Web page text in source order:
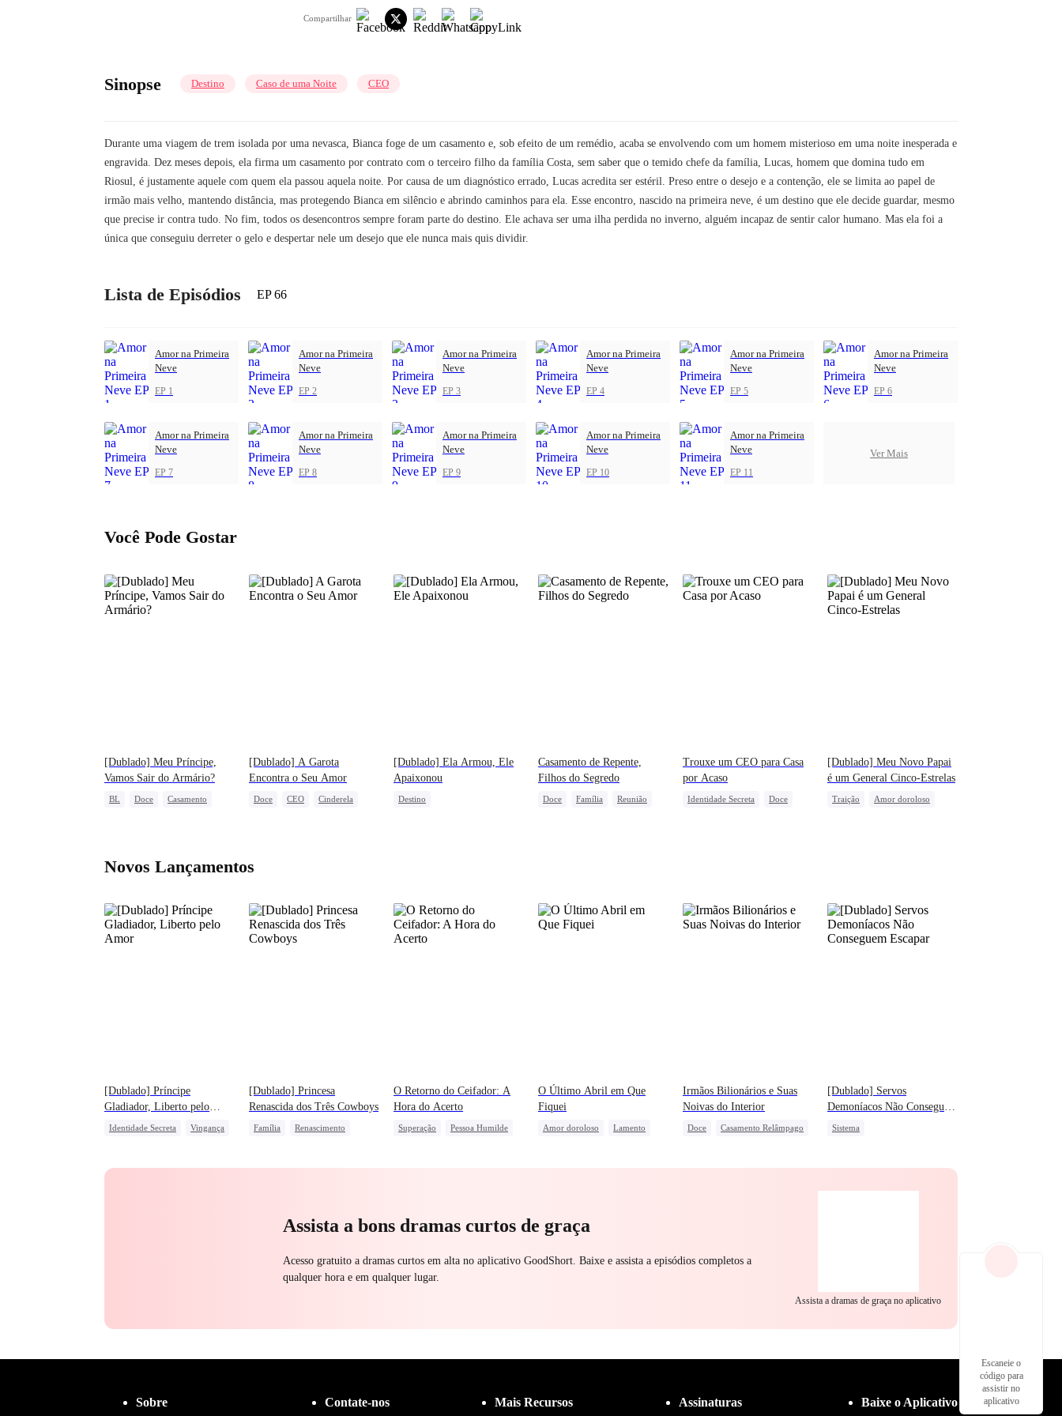
Compartilhar
Sinopse Destino Caso de uma Noite CEO
Durante uma viagem de trem isolada por uma nevasca, Bianca foge de um casamento e, sob efeito de um remédio, acaba se envolvendo com um homem misterioso em uma noite inesperada e
engravida. Dez meses depois, ela firma um casamento por contrato com o terceiro filho da família Costa, sem saber que o temido chefe da família, Lucas, homem que domina tudo em
Riosul, é justamente aquele com quem ela passou aquela noite. Por causa de um diagnóstico errado, Lucas acredita ser estéril. Preso entre o desejo e a contenção, ele se limita ao papel de
irmão mais velho, mantendo distância, mas protegendo Bianca em silêncio e abrindo caminhos para ela. Esse encontro, nascido na primeira neve, é um destino que ele decide guardar, mesmo
que precise ir contra tudo. No fim, todos os desencontros sempre foram parte do destino. Ele achava ser uma ilha perdida no inverno, alguém incapaz de sentir calor humano. Mas ela foi a
única que conseguiu derreter o gelo e despertar nele um desejo que ele nunca mais quis dividir.
Lista de Episódios EP 66
Amor na Primeira
Neve
EP 1
Amor na Primeira
Neve
EP 2
Amor na Primeira
Neve
EP 3
Amor na Primeira
Neve
EP 4
Amor na Primeira
Neve
EP 5
Amor na Primeira
Neve
EP 6
Amor na Primeira
Neve
EP 7
Amor na Primeira
Neve
EP 8
Amor na Primeira
Neve
EP 9
Amor na Primeira
Neve
EP 10
Amor na Primeira
Neve
EP 11
Ver Mais
Você Pode Gostar
[Dublado] Meu Príncipe,
Vamos Sair do Armário?
BL Doce
Casamento
[Dublado] A Garota
Encontra o Seu Amor
Doce CEO
Cinderela
[Dublado] Ela Armou, Ele
Apaixonou
Destino
Casamento de Repente,
Filhos do Segredo
Doce Família
Reunião
Trouxe um CEO para Casa
por Acaso
Identidade Secreta
Doce
[Dublado] Meu Novo Papai
é um General Cinco-Estrelas
Traição
Amor doroloso
Novos Lançamentos
[Dublado] Príncipe
Gladiador, Liberto pelo
Amor
Identidade Secreta
Vingança
[Dublado] Princesa
Renascida dos Três Cowboys
Família
Renascimento
O Retorno do Ceifador: A
Hora do Acerto
Superação
Pessoa Humilde
O Último Abril em Que
Fiquei
Amor doroloso
Lamento
Irmãos Bilionários e Suas
Noivas do Interior
Doce
Casamento Relâmpago
[Dublado] Servos
Demoníacos Não Conseguem
Escapar
Sistema
Assista a bons dramas curtos de graça
Acesso gratuito a dramas curtos em alta no aplicativo GoodShort. Baixe e assista a episódios completos a
qualquer hora e em qualquer lugar.
Assista a dramas de graça no aplicativo
Sobre Contate-nos Mais Recursos Assinaturas Baixe o Aplicativo
Escaneie o
código para
assistir no
aplicativo